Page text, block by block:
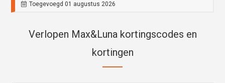
Toegevoegd 01 augustus 2026
Verlopen Max&Luna kortingscodes en
kortingen